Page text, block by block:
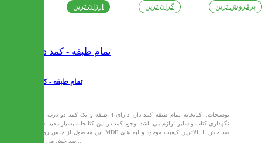
ارزان ترین گران ترین پرفروش ترین
تمام طبقه - کمد دار
توضیحات:- کتابخانه تمام طبقه کمد دار، دارای 4 طبقه و یک کمد دو درب برای
نگهداری کتاب و سایر لوازم می باشد. وجود کمد در این کتابخانه بسیار مفید است-
این محصول از جنس روکش MDF ضد خش با بالاترین کیفیت موجود و لبه های